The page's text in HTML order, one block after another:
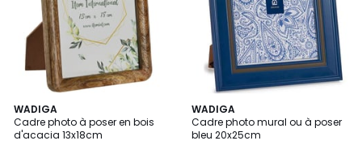
WADIGA
Cadre photo à poser en bois
d'acacia 13x18cm
WADIGA
Cadre photo mural ou à poser
bleu 20x25cm
5
/
5